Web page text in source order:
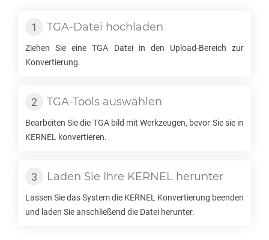
TGA-Datei hochladen
Ziehen Sie eineTGA Datei in den Upload-Bereich zur
Konvertierung.
TGA-Tools auswählen
Bearbeiten Sie die TGAbild mit Werkzeugen, bevor Sie sie in
KERNEL
konvertieren.
Laden Sie Ihre KERNEL herunter
Lassen Sie das System die KERNEL Konvertierung beenden
und laden Sie anschließend die Datei herunter.